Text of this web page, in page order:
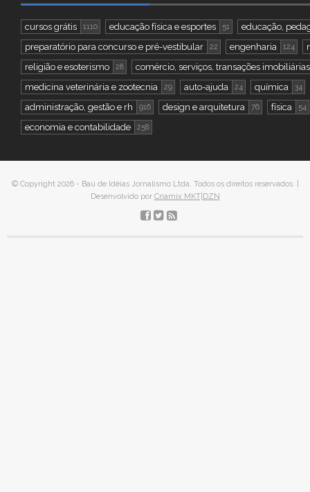
cursos grátis 1110 educação física e esportes 51
educação,
preparatório para concurso e pré-vestibular
22 engenharia 124
religião e esoterismo
28
comércio, serviços, transações imobiliárias
medicina veterinária e zootecnia
29 auto-ajuda 24 química 34
administração, gestão e rh 916 design e arquitetura 76 física 54
economia e contabilidade 258
© Copyright 2026 - Baú de Idéias Jornalismo Ltda. Todos os direitos reservados. |
Desenvolvido por Criamix MKT|DZN